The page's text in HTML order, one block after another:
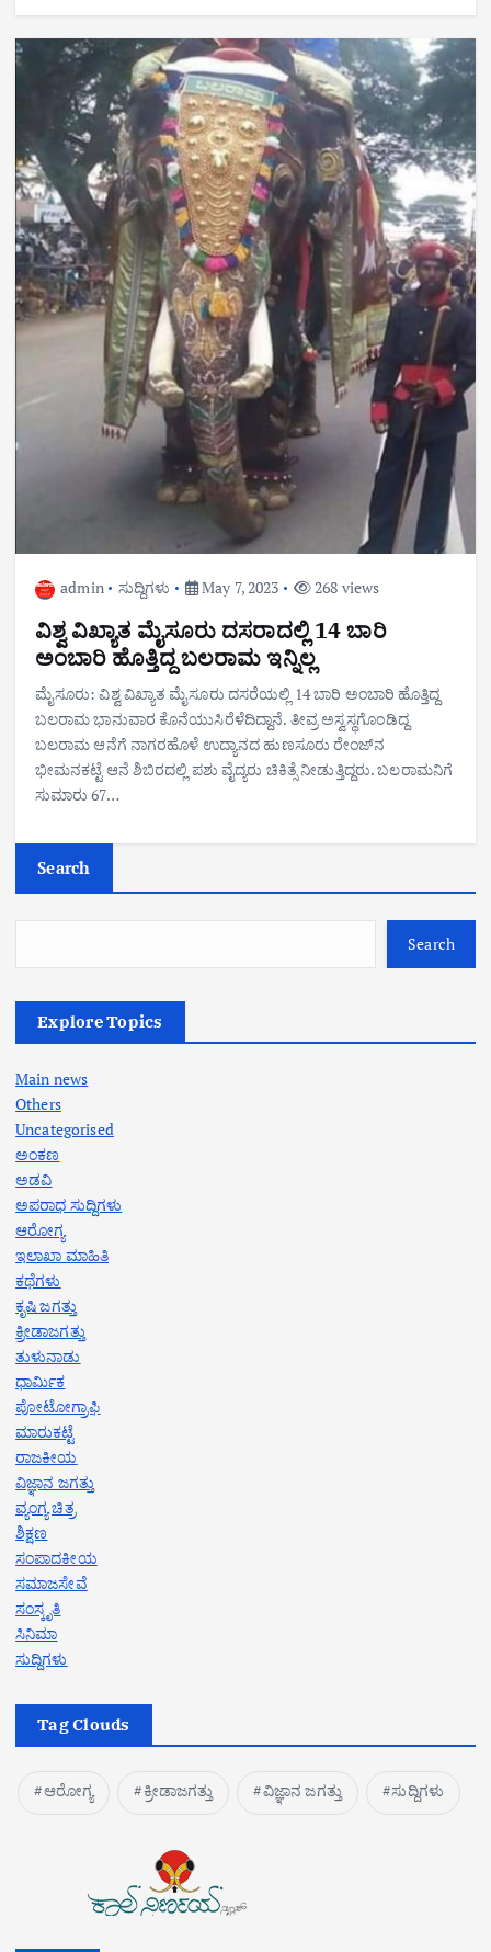
admin ಸುದ್ದಿಗಳು May 7, 2023 268 views
ವಿಶ್ವ ವಿಖ್ಯಾತ ಮೈಸೂರು ದಸರಾದಲ್ಲಿ 14 ಬಾರಿ
ಅಂಬಾರಿ ಹೊತ್ತಿದ್ದ ಬಲರಾಮ ಇನ್ನಿಲ್ಲ
ಮೈಸೂರು: ವಿಶ್ವ ವಿಖ್ಯಾತ ಮೈಸೂರು ದಸರೆಯಲ್ಲಿ 14 ಬಾರಿ ಅಂಬಾರಿ ಹೊತ್ತಿದ್ದ
ಬಲರಾಮ ಭಾನುವಾರ ಕೊನೆಯುಸಿರೆಳೆದಿದ್ದಾನೆ. ತೀವ್ರ ಅಸ್ವಸ್ಥಗೊಂಡಿದ್ದ
ಬಲರಾಮ ಆನೆಗೆ ನಾಗರಹೊಳೆ ಉದ್ಯಾನದ ಹುಣಸೂರು ರೇಂಜ್‌ನ
ಭೀಮನಕಟ್ಟೆ ಆನೆ ಶಿಬಿರದಲ್ಲಿ ಪಶು ವೈದ್ಯರು ಚಿಕಿತ್ಸೆ ನೀಡುತ್ತಿದ್ದರು. ಬಲರಾಮನಿಗೆ
ಸುಮಾರು 67…
Search
Search
Explore Topics
Main news
Others
Uncategorised
ಅಂಕಣ
ಅಡವಿ
ಅಪರಾಧ ಸುದ್ದಿಗಳು
ಆರೋಗ್ಯ
ಇಲಾಖಾ ಮಾಹಿತಿ
ಕಥೆಗಳು
ಕೃಷಿ ಜಗತ್ತು
ಕ್ರೀಡಾಜಗತ್ತು
ತುಳುನಾಡು
ಧಾರ್ಮಿಕ
ಪೋಟೋಗ್ರಾಫಿ
ಮಾರುಕಟ್ಟೆ
ರಾಜಕೀಯ
ವಿಜ್ಞಾನ ಜಗತ್ತು
ವ್ಯಂಗ್ಯ ಚಿತ್ರ
ಶಿಕ್ಷಣ
ಸಂಪಾದಕೀಯ
ಸಮಾಜಸೇವೆ
ಸಂಸ್ಕೃತಿ
ಸಿನಿಮಾ
ಸುದ್ದಿಗಳು
Tag Clouds
ಆರೋಗ್ಯ ಕ್ರೀಡಾಜಗತ್ತು ವಿಜ್ಞಾನ ಜಗತ್ತು ಸುದ್ದಿಗಳು